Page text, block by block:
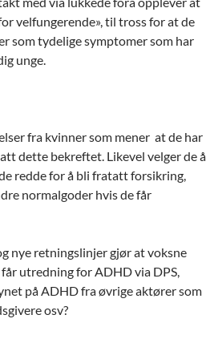
velfungerende», til tross for at de
som tydelige symptomer som har
unge.
fra kvinner som mener at de har
dette bekreftet. Likevel velger de å
redde for å bli fratatt forsikring,
normalgoder hvis de får
nye retningslinjer gjør at voksne
utredning for ADHD via DPS,
på ADHD fra øvrige aktører som
osv?